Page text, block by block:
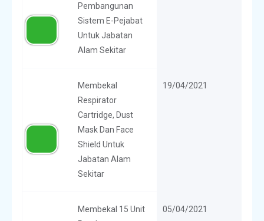
Pembangunan
Sistem E-Pejabat
Untuk Jabatan
Alam Sekitar
Membekal
Respirator
Cartridge, Dust
Mask Dan Face
Shield Untuk
Jabatan Alam
Sekitar
19/04/2021
Membekal 15 Unit
05/04/2021